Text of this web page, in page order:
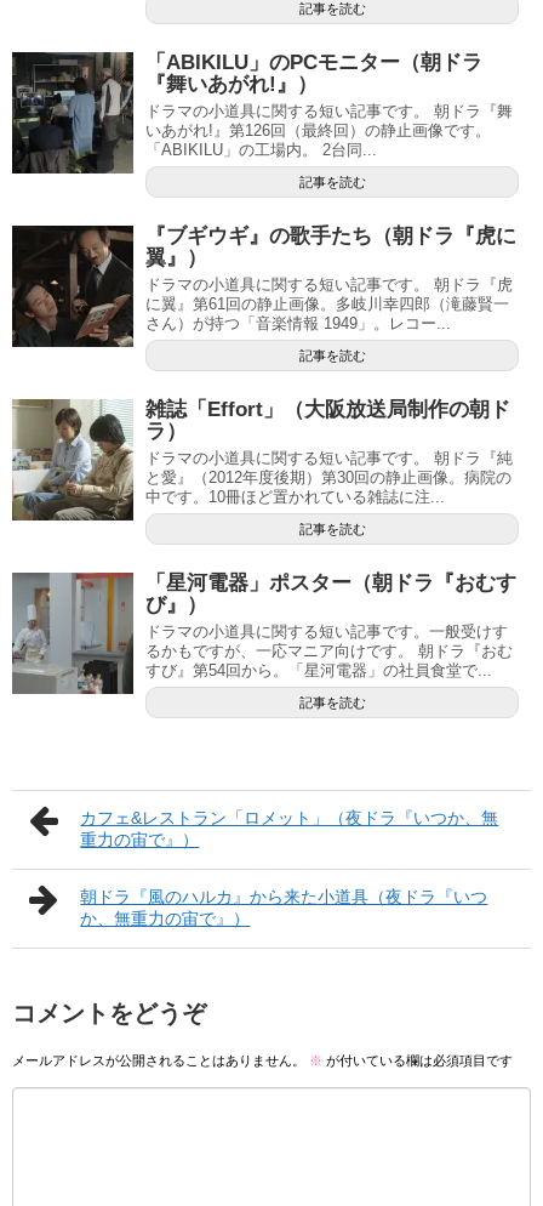
記事を読む
「ABIKILU」のPCモニター（朝ドラ
『舞いあがれ!』）
ドラマの小道具に関する短い記事です。 朝ドラ『舞
いあがれ!』第126回（最終回）の静止画像です。
「ABIKILU」の工場内。 2台同...
記事を読む
『ブギウギ』の歌手たち（朝ドラ『虎に
翼』）
ドラマの小道具に関する短い記事です。 朝ドラ『虎
に翼』第61回の静止画像。多岐川幸四郎（滝藤賢一
さん）が持つ「音楽情報 1949」。レコー...
記事を読む
雑誌「Effort」（大阪放送局制作の朝ド
ラ）
ドラマの小道具に関する短い記事です。 朝ドラ『純
と愛』（2012年度後期）第30回の静止画像。病院の
中です。10冊ほど置かれている雑誌に注...
記事を読む
「星河電器」ポスター（朝ドラ『おむす
び』）
ドラマの小道具に関する短い記事です。一般受けす
るかもですが、一応マニア向けです。 朝ドラ『おむ
すび』第54回から。「星河電器」の社員食堂で...
記事を読む
カフェ&レストラン「ロメット」（夜ドラ『いつか、無
重力の宙で』）
朝ドラ『風のハルカ』から来た小道具（夜ドラ『いつ
か、無重力の宙で』）
コメントをどうぞ
メールアドレスが公開されることはありません。 ※ が付いている欄は必須項目です